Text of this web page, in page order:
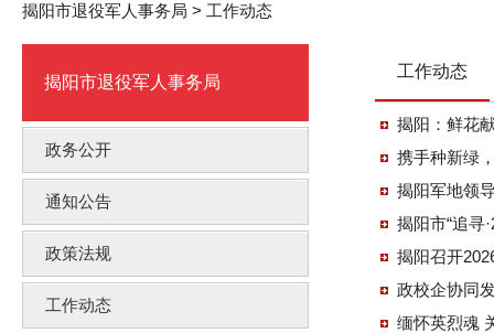
揭阳市退役军人事务局 > 工作动态
揭阳市退役军人事务局
政务公开
通知公告
政策法规
工作动态
工作动态
揭阳：鲜花
携手种新绿
揭阳军地领
揭阳市“追寻
揭阳召开
政校企协同
缅怀英烈魂